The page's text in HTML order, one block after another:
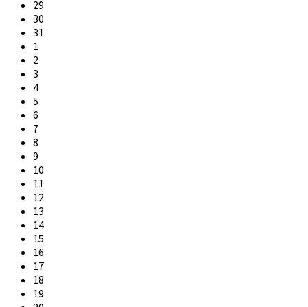
days
29
30
31
1
2
3
4
5
6
7
8
9
10
11
12
13
14
15
16
17
18
19